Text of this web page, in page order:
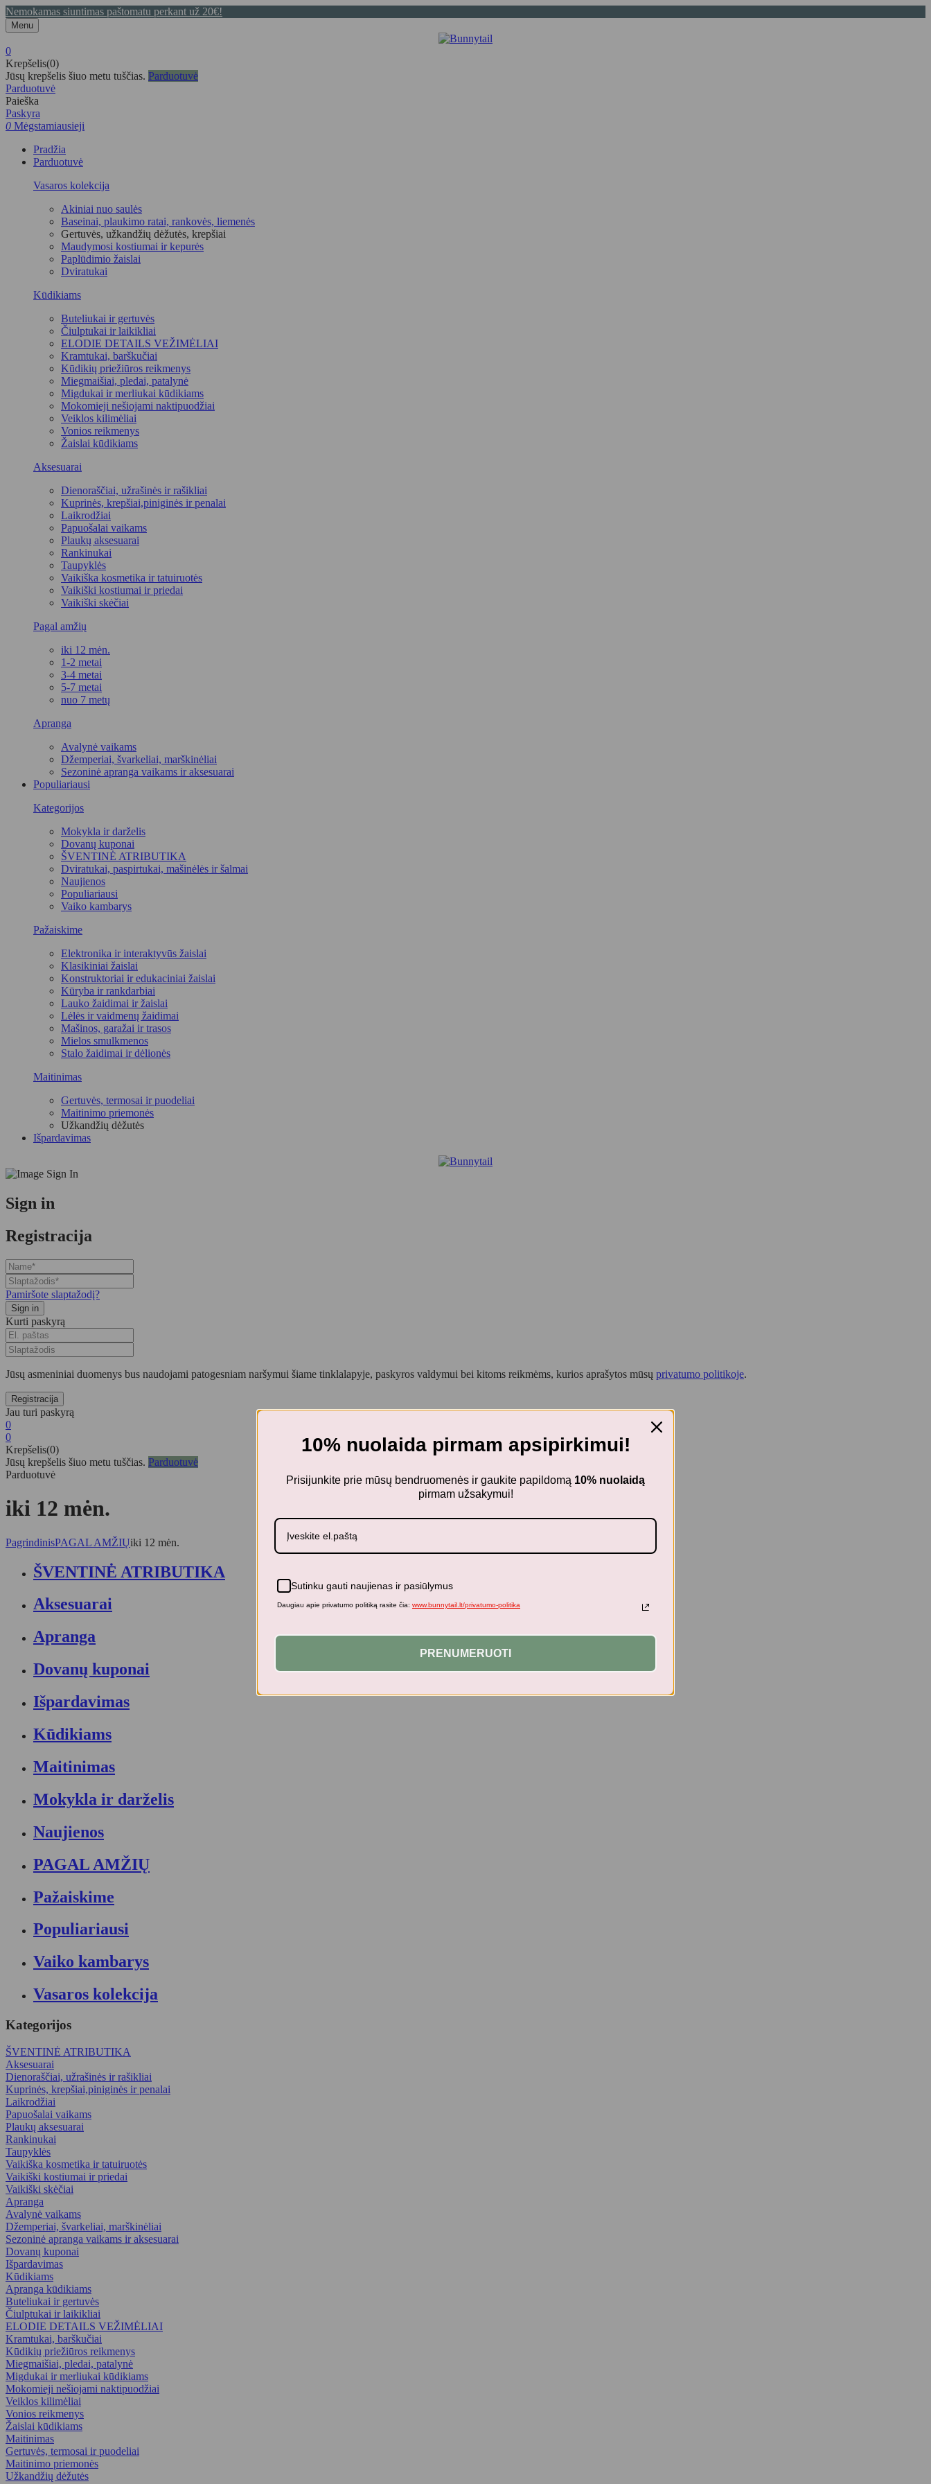
Nemokamas siuntimas paštomatu perkant už 20€!
Menu
0
Krepšelis(0)
Jūsų krepšelis šiuo metu tuščias. Parduotuvė
Parduotuvė
Paieška
Paskyra
0 Mėgstamiausieji
Pradžia
Parduotuvė
Vasaros kolekcija
Akiniai nuo saulės
Baseinai, plaukimo ratai, rankovės, liemenės
Gertuvės, užkandžių dėžutės, krepšiai
Maudymosi kostiumai ir kepurės
Paplūdimio žaislai
Dviratukai
Kūdikiams
Buteliukai ir gertuvės
Čiulptukai ir laikikliai
ELODIE DETAILS VEŽIMĖLIAI
Kramtukai, barškučiai
Kūdikių priežiūros reikmenys
Miegmaišiai, pledai, patalynė
Migdukai ir merliukai kūdikiams
Mokomieji nešiojami naktipuodžiai
Veiklos kilimėliai
Vonios reikmenys
Žaislai kūdikiams
Aksesuarai
Dienoraščiai, užrašinės ir rašikliai
Kuprinės, krepšiai,piniginės ir penalai
Laikrodžiai
Papuošalai vaikams
Plaukų aksesuarai
Rankinukai
Taupyklės
Vaikiška kosmetika ir tatuiruotės
Vaikiški kostiumai ir priedai
Vaikiški skėčiai
Pagal amžių
iki 12 mėn.
1-2 metai
3-4 metai
5-7 metai
nuo 7 metų
Apranga
Avalynė vaikams
Džemperiai, švarkeliai, marškinėliai
Sezoninė apranga vaikams ir aksesuarai
Populiariausi
Kategorijos
Mokykla ir darželis
Dovanų kuponai
ŠVENTINĖ ATRIBUTIKA
Dviratukai, paspirtukai, mašinėlės ir šalmai
Naujienos
Populiariausi
Vaiko kambarys
Pažaiskime
Elektronika ir interaktyvūs žaislai
Klasikiniai žaislai
Konstruktoriai ir edukaciniai žaislai
Kūryba ir rankdarbiai
Lauko žaidimai ir žaislai
Lėlės ir vaidmenų žaidimai
Mašinos, garažai ir trasos
Mielos smulkmenos
Stalo žaidimai ir dėlionės
Maitinimas
Gertuvės, termosai ir puodeliai
Maitinimo priemonės
Užkandžių dėžutės
Išpardavimas
Sign in
Registracija
Pamiršote slaptažodį?
Kurti paskyrą
Jūsų asmeniniai duomenys bus naudojami patogesniam naršymui šiame tinklalapyje, paskyros valdymui bei kitoms reikmėms, kurios aprašytos mūsų privatumo politikoje.
Jau turi paskyrą
0
0
Krepšelis(0)
Jūsų krepšelis šiuo metu tuščias. Parduotuvė
Parduotuvė
iki 12 mėn.
PagrindinisPAGAL AMŽIŲiki 12 mėn.
ŠVENTINĖ ATRIBUTIKA
Aksesuarai
Apranga
Dovanų kuponai
Išpardavimas
Kūdikiams
Maitinimas
Mokykla ir darželis
Naujienos
PAGAL AMŽIŲ
Pažaiskime
Populiariausi
Vaiko kambarys
Vasaros kolekcija
Kategorijos
ŠVENTINĖ ATRIBUTIKA
Aksesuarai
Dienoraščiai, užrašinės ir rašikliai
Kuprinės, krepšiai,piniginės ir penalai
Laikrodžiai
Papuošalai vaikams
Plaukų aksesuarai
Rankinukai
Taupyklės
Vaikiška kosmetika ir tatuiruotės
Vaikiški kostiumai ir priedai
Vaikiški skėčiai
Apranga
Avalynė vaikams
Džemperiai, švarkeliai, marškinėliai
Sezoninė apranga vaikams ir aksesuarai
Dovanų kuponai
Išpardavimas
Kūdikiams
Apranga kūdikiams
Buteliukai ir gertuvės
Čiulptukai ir laikikliai
ELODIE DETAILS VEŽIMĖLIAI
Kramtukai, barškučiai
Kūdikių priežiūros reikmenys
Miegmaišiai, pledai, patalynė
Migdukai ir merliukai kūdikiams
Mokomieji nešiojami naktipuodžiai
Veiklos kilimėliai
Vonios reikmenys
Žaislai kūdikiams
Maitinimas
Gertuvės, termosai ir puodeliai
Maitinimo priemonės
Užkandžių dėžutės
10% nuolaida pirmam apsipirkimui!
Prisijunkite prie mūsų bendruomenės ir gaukite papildomą 10% nuolaidą
pirmam užsakymui!
Sutinku gauti naujienas ir pasiūlymus
Daugiau apie privatumo politiką rasite čia: www.bunnytail.lt/privatumo-politika
PRENUMERUOTI